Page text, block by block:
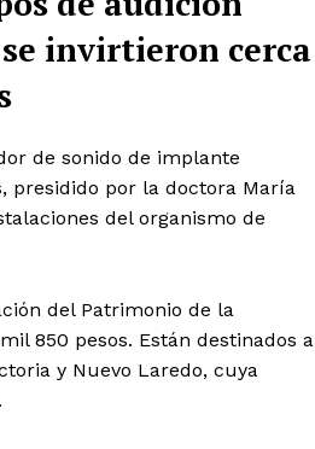
invirtieron cerca
de sonido de implante
presidido por la doctora María
del organismo de
del Patrimonio de la
850 pesos. Están destinados a
y Nuevo Laredo, cuya